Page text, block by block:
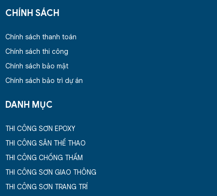
CHÍNH SÁCH
Chính sách thanh toán
Chính sách thi công
Chính sách bảo mật
Chính sách bảo trì dự án
DANH MỤC
THI CÔNG SƠN EPOXY
THI CÔNG SÂN THỂ THAO
THI CÔNG CHỐNG THẤM
THI CÔNG SƠN GIAO THÔNG
THI CÔNG SƠN TRANG TRÍ